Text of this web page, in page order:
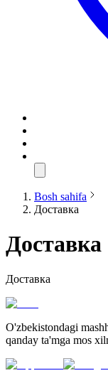
Bosh sahifa
Доставка
Доставка
Доставка
O'zbekistondagi
qanday ta'mga mos